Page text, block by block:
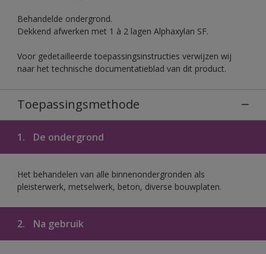
Behandelde ondergrond.
Dekkend afwerken met 1 à 2 lagen Alphaxylan SF.
Voor gedetailleerde toepassingsinstructies verwijzen wij
naar het technische documentatieblad van dit product.
Toepassingsmethode
1. De ondergrond
Het behandelen van alle binnenondergronden als
pleisterwerk, metselwerk, beton, diverse bouwplaten.
2. Na gebruik